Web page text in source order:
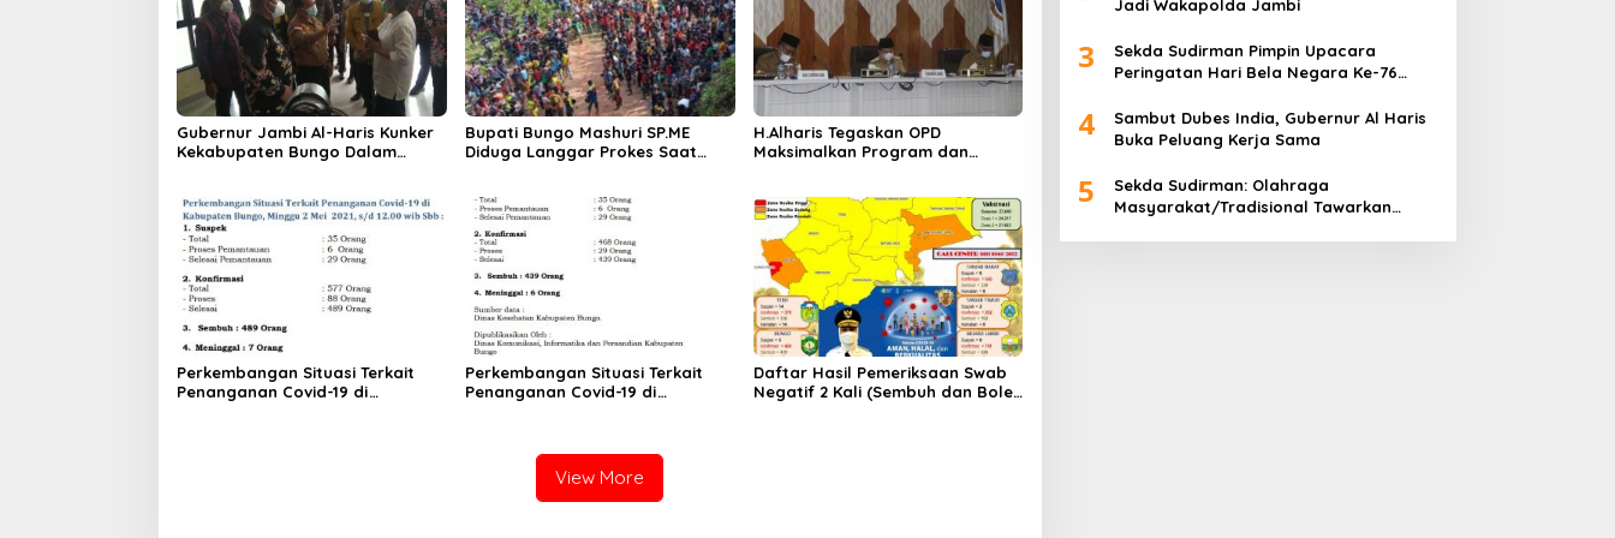
Gubernur Jambi Al-Haris Kunker
Kekabupaten Bungo Dalam
Bupati Bungo Mashuri SP.ME
Diduga Langgar Prokes Saat
H.Alharis Tegaskan OPD
Maksimalkan Program dan
Perkembangan Situasi Terkait
Penanganan Covid-19 di
Perkembangan Situasi Terkait
Penanganan Covid-19 di
Daftar Hasil Pemeriksaan Swab
Negatif 2 Kali (Sembuh dan Boleh
View More
Jadi Wakapolda Jambi
3
Sekda Sudirman Pimpin Upacara
Peringatan Hari Bela Negara Ke-76
4
Sambut Dubes India, Gubernur Al Haris
Buka Peluang Kerja Sama
5
Sekda Sudirman: Olahraga
Masyarakat/Tradisional Tawarkan